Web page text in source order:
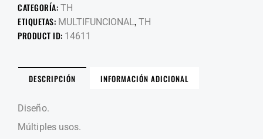
CATEGORÍA: TH
ETIQUETAS: MULTIFUNCIONAL, TH
PRODUCT ID: 14611
DESCRIPCIÓN INFORMACIÓN ADICIONAL
Diseño.
Múltiples usos.